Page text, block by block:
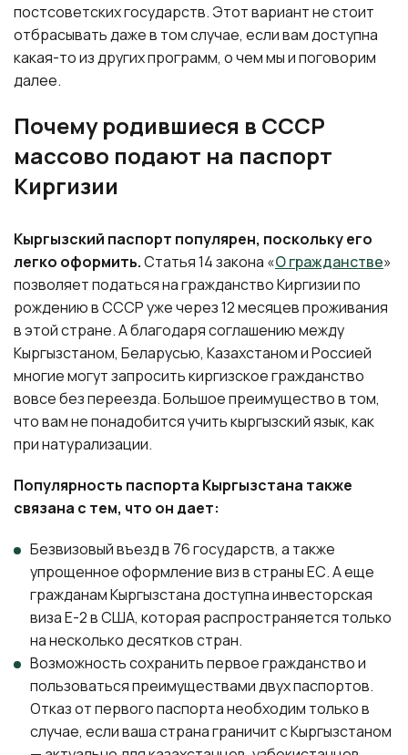
постсоветских государств. Этот вариант не стоит
отбрасывать даже в том случае, если вам доступна
какая-то из других программ, о чем мы и поговорим
далее.
Почему родившиеся в СССР
массово подают на паспорт
Киргизии
Кыргызский паспорт популярен, поскольку его
легко оформить.Статья 14 закона «О гражданстве»
позволяет податься на гражданство Киргизии по
рождению в СССР уже через 12 месяцев проживания
в этой стране. А благодаря соглашению между
Кыргызстаном, Беларусью, Казахстаном и Россией
многие могут запросить киргизское гражданство
вовсе без переезда. Большое преимущество в том,
что вам не понадобится учить кыргызский язык, как
при натурализации.
Популярность паспорта Кыргызстана также
связана с тем, что он дает:
Безвизовый въезд в 76 государств, а также
упрощенное оформление виз в страны ЕС. А еще
гражданам Кыргызстана доступна инвесторская
виза Е-2 в США, которая распространяется только
на несколько десятков стран.
Возможность сохранить первое гражданство и
пользоваться преимуществами двух паспортов.
Отказ от первого паспорта необходим только в
случае, если ваша страна граничит с Кыргызстаном